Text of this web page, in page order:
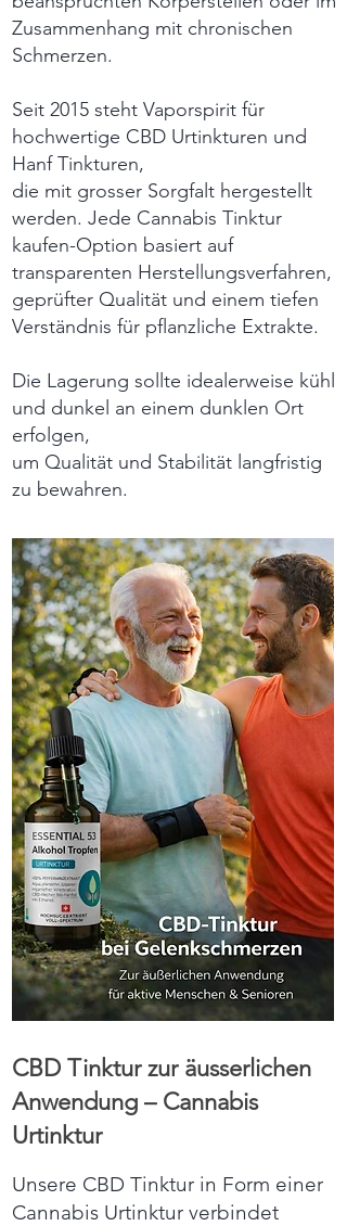
Zusammenhang mit chronischen
Schmerzen.
Seit 2015 steht Vaporspirit für
hochwertige CBD Urtinkturen und
Hanf Tinkturen,
die mit grosser Sorgfalt hergestellt
werden. Jede Cannabis Tinktur
kaufen-Option basiert auf
transparenten Herstellungsverfahren,
geprüfter Qualität und einem tiefen
Verständnis für pflanzliche Extrakte.
Die Lagerung sollte idealerweise kühl
und dunkel an einem dunklen Ort
erfolgen,
um Qualität und Stabilität langfristig
zu bewahren.
CBD Tinktur zur äusserlichen
Anwendung – Cannabis
Urtinktur
Unsere CBD Tinktur in Form einer
Cannabis Urtinktur verbindet